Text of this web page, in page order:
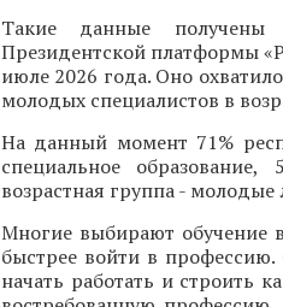
Такие данные получены
Президентской платформы
июле 2026 года. Оно
молодых специалистов в
На данный момент 71%
специальное
возрастная группа -
Многие выбирают обучение
быстрее войти в
начать работать и строить